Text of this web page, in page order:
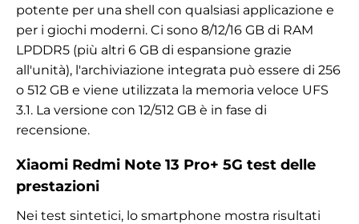
potente per una shell con qualsiasi applicazione e
per i giochi moderni. Ci sono 8/12/16 GB di RAM
LPDDR5 (più altri 6 GB di espansione grazie
all'unità), l'archiviazione integrata può essere di 256
o 512 GB e viene utilizzata la memoria veloce UFS
3.1. La versione con 12/512 GB è in fase di
recensione.
Xiaomi Redmi Note 13 Pro+ 5G test delle
prestazioni
Nei test sintetici, lo smartphone mostra risultati